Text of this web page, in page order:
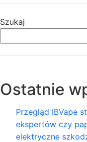
Szukaj
Ostatnie
Przegląd IBVape
ekspertów czy
elektryczne